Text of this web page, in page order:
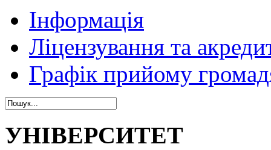
Інформація
Ліцензування та
Графік прийому
УНІВЕРСИТЕТ